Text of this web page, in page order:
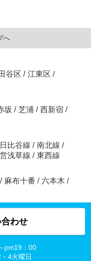
へ
谷区 / 江東区 /
坂 / 芝浦 / 西新宿 /
日比谷線 / 南北線 /
浅草線 / 東西線
/ 麻布十番 / 六本木 /
わせ
pm19：00
4火曜日